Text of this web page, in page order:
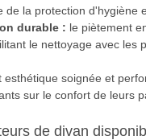
de la protection d'hygiène
durable : le piètement
le nettoyage avec les
esthétique soignée et
sur le confort de leurs
de divan